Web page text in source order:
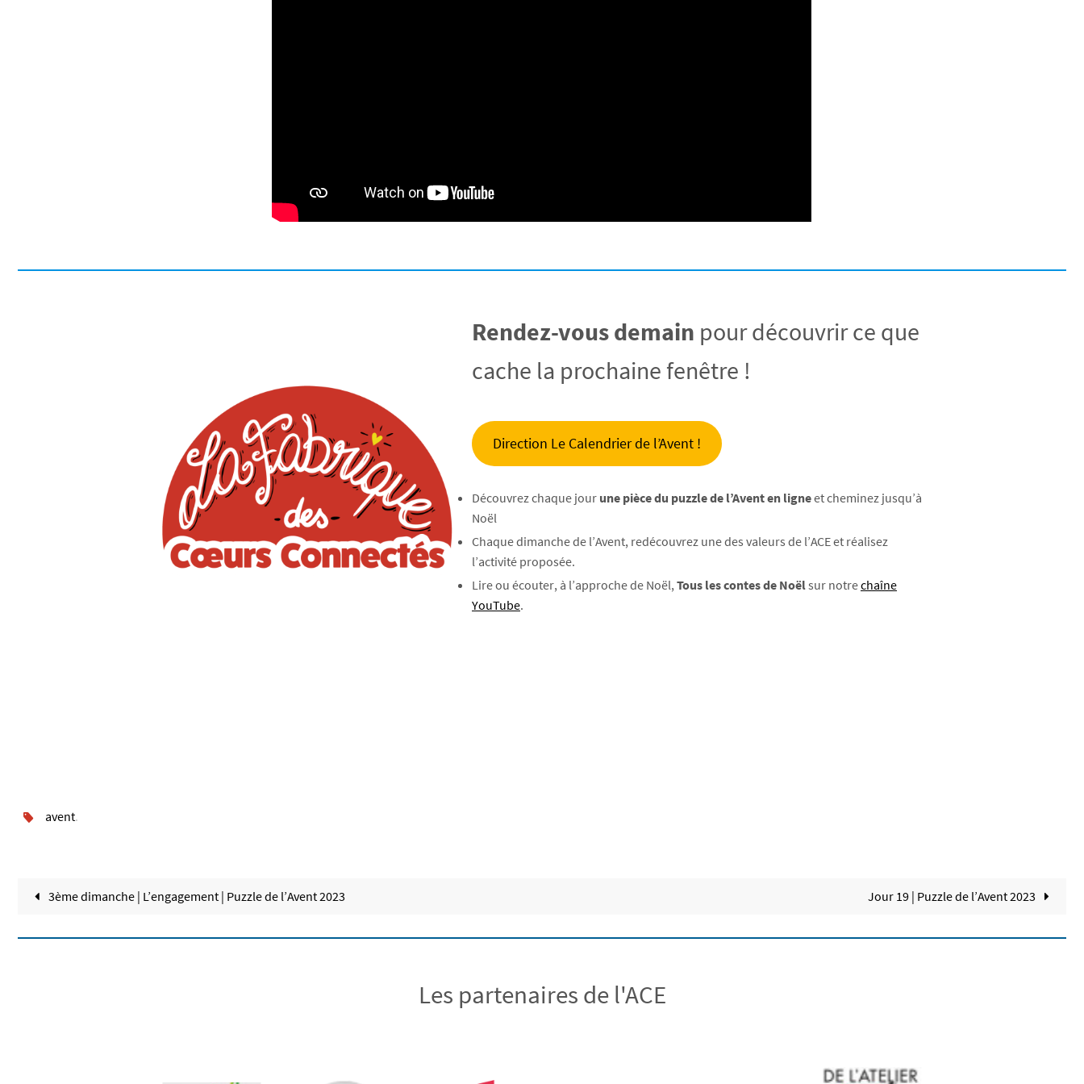
Rendez-vous demain pour découvrir ce que
cache la prochaine fenêtre !
Direction Le Calendrier de l’Avent !
Découvrez chaque jour une pièce du puzzle de l’Avent en ligneet cheminez jusqu’à
Noël
Chaque dimanche de l’Avent, redécouvrez une des valeurs de l’ACE et réalisez
l’activité proposée.
Lire ou écouter, à l’approche de Noël, Tous les contes de Noëlsur notrechaîne
YouTube.
avent.
3ème dimanche | L’engagement | Puzzle de l’Avent 2023 Jour 19 | Puzzle de l’Avent 2023
Les partenaires de l'ACE